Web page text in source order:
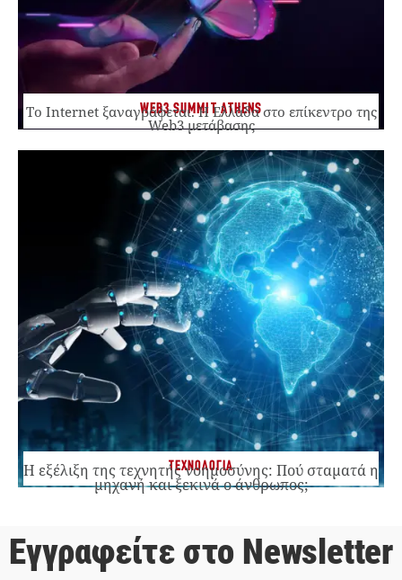
WEB3 SUMMIT ATHENS
Το Internet ξαναγράφεται. Η Ελλάδα στο επίκεντρο της
Web3 μετάβασης
ΤΕΧΝΟΛΟΓΙΑ
Η εξέλιξη της τεχνητής νοημοσύνης: Πού σταματά η
μηχανή και ξεκινά ο άνθρωπος;
Εγγραφείτε στο Newsletter